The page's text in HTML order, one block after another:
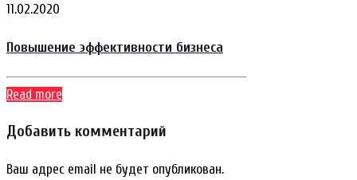
11.02.2020
Повышение эффективности бизнеса
Read more
Добавить комментарий
Ваш адрес email не будет опубликован.